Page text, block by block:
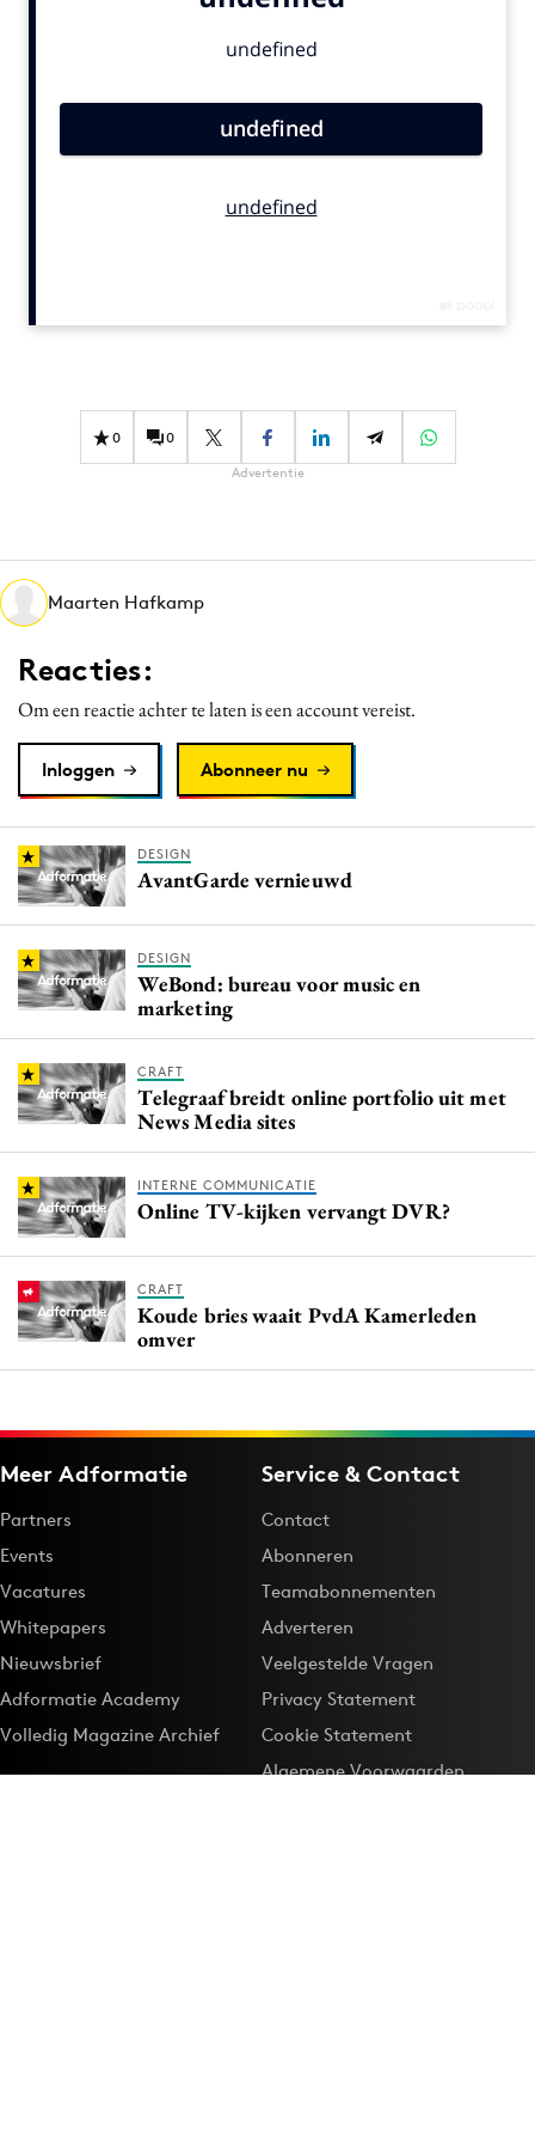
Gedragsverandering
Influencer marketing
Media
Merkstrategie
PR
Programmatic
Purpose Marketing
Reputatie & crisis
0 0
Advertentie
Maarten Hafkamp
Reacties:
Om een reactie achter te laten is een account vereist.
Inloggen Abonneer nu
DESIGN
AvantGarde vernieuwd
DESIGN
WeBond: bureau voor music en
marketing
CRAFT
Telegraaf breidt online portfolio uit met
News Media sites
INTERNE COMMUNICATIE
Online TV-kijken vervangt DVR?
CRAFT
Koude bries waait PvdA Kamerleden
omver
Meer Adformatie
Partners
Events
Vacatures
Whitepapers
Nieuwsbrief
Adformatie Academy
Volledig Magazine Archief
Service & Contact
Contact
Abonneren
Teamabonnementen
Adverteren
Veelgestelde Vragen
Privacy Statement
Cookie Statement
Algemene Voorwaarden